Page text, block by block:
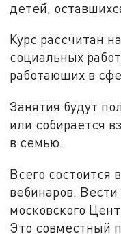
детей,
Курс рассчитан
социальных
работающих в
Занятия будут
или собирается
в семью.
Всего состоится
вебинаров.
московского
Это совместный